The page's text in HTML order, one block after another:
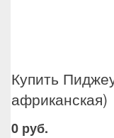
Купить
африканская)
0 руб.